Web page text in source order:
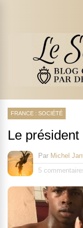
FRANCE : SOCIÉTÉ
Le
Par Michel
5